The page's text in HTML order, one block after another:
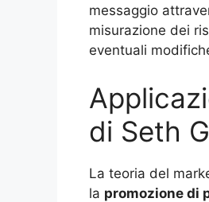
messaggio
misurazione dei
eventuali
di Seth
La teoria del
la promozione di